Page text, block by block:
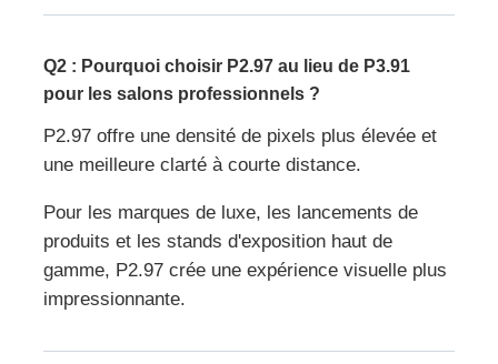
Q2 : Pourquoi choisir P2.97 au lieu de P3.91
pour les salons professionnels ?
P2.97 offre une densité de pixels plus élevée et
une meilleure clarté à courte distance.
Pour les marques de luxe, les lancements de
produits et les stands d'exposition haut de
gamme, P2.97 crée une expérience visuelle plus
impressionnante.